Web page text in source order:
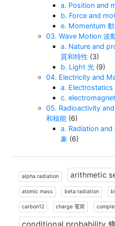
a. Position and
b. Force and
e. Momentum
03. Wave Motion 波
a. Nature and
質和特性 (3)
b. Light 光 (9)
04. Electricity and
a. Electrostatics
c.
05. Radioactivity
和核能 (6)
a. Radiation and
象 (6)
alpha radiation arithmetic
atomic mass beta radiation
carbon12 charge 電荷
conditional probability